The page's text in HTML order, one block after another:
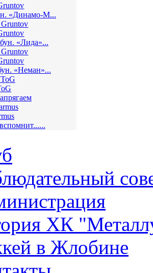
«Динамо-М...
«Лида»...
«Неман»...
ХК
в Жлобине